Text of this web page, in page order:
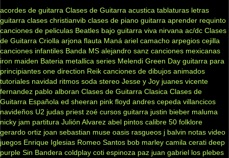
acordes de guitarra Clases de Guitarra acustica tablaturas letras
guitarra clases christianvib clases de piano guitarra aprender requinto
canciones de peliculas Beatles bajo guitarra viva nirvana ac/dc Clases
de Guitarra Criolla arjona flauta Maná ariel camacho arpegios cejilla
canciones infantiles Banda MS alejandro sanz canciones mexicanas
iron maiden Bateria metallica series Melendi Green Day guitarra para
principiantes one direction Reik canciones de dibujos animados
tutoriales navidad ritmos soda stereo Jesse y Joy juanes vicente
fernandez pablo alboran Clases de Guitarra Clasica Clases de
Guitarra Española ed sheeran pink floyd andres cepeda villancicos
navideños U2 judas priest zoé cursos guitarra justin bieber maluma
nicky jam partitura Julión Alvarez abel pintos calibre 50 folklore
gerardo ortiz joan sebastian muse oasis rasgueos j balvin notas video
juegos Enrique Iglesias Romeo Santos bob marley camila cerati deep
purple Sin Bandera coldplay coti espinoza paz juan gabriel los plebes